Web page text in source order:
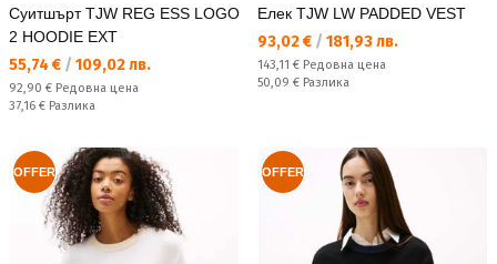
Суитшърт TJW REG ESS LOGO
2 HOODIE EXT
Текуща цена:
55,74 € / 109,02 лв.
Редовна цена:
92,90 € Редовна цена
Спестявате:
37,16 € Разлика
Елек TJW LW PADDED VEST
Текуща цена:
93,02 € / 181,93 лв.
Редовна цена:
143,11 € Редовна цена
Спестявате:
50,09 € Разлика
OFFER OFFER